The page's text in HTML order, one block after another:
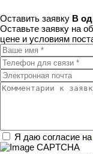
Оставить заявку В
Оставьте заявку на
цене и условиям
Ваше имя*
Телефон для связи
Электронная почта
Комментарии к
РегионЯ даю согласие на